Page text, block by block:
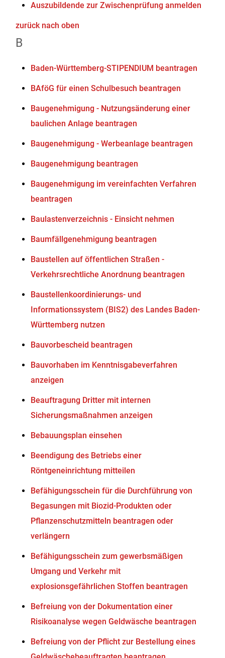
Auszubildende zur Zwischenprüfung anmelden
zurück nach oben
B
Baden-Württemberg-STIPENDIUM beantragen
BAföG für einen Schulbesuch beantragen
Baugenehmigung - Nutzungsänderung einer
baulichen Anlage beantragen
Baugenehmigung - Werbeanlage beantragen
Baugenehmigung beantragen
Baugenehmigung im vereinfachten Verfahren
beantragen
Baulastenverzeichnis - Einsicht nehmen
Baumfällgenehmigung beantragen
Baustellen auf öffentlichen Straßen -
Verkehrsrechtliche Anordnung beantragen
Baustellenkoordinierungs- und
Informationssystem (BIS2) des Landes Baden-
Württemberg nutzen
Bauvorbescheid beantragen
Bauvorhaben im Kenntnisgabeverfahren
anzeigen
Beauftragung Dritter mit internen
Sicherungsmaßnahmen anzeigen
Bebauungsplan einsehen
Beendigung des Betriebs einer
Röntgeneinrichtung mitteilen
Befähigungsschein für die Durchführung von
Begasungen mit Biozid-Produkten oder
Pflanzenschutzmitteln beantragen oder
verlängern
Befähigungsschein zum gewerbsmäßigen
Umgang und Verkehr mit
explosionsgefährlichen Stoffen beantragen
Befreiung von der Dokumentation einer
Risikoanalyse wegen Geldwäsche beantragen
Befreiung von der Pflicht zur Bestellung eines